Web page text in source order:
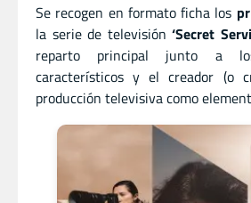
Se recogen en formato ficha los
la serie de televisión‘Secret
reparto principal junto a
característicos y el creador (o
producción televisiva como